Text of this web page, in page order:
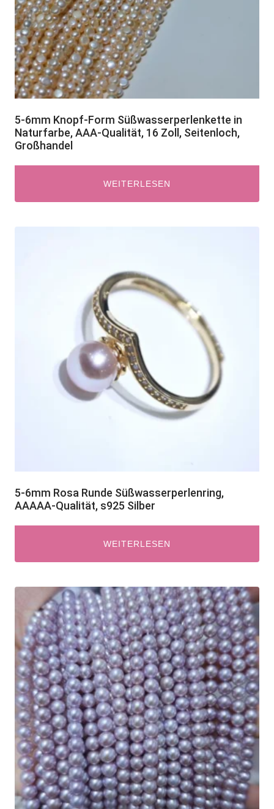
5-6mm Knopf-Form Süßwasserperlenkette in
Naturfarbe, AAA-Qualität, 16 Zoll, Seitenloch,
Großhandel
WEITERLESEN
5-6mm Rosa Runde Süßwasserperlenring,
AAAAA-Qualität, s925 Silber
WEITERLESEN